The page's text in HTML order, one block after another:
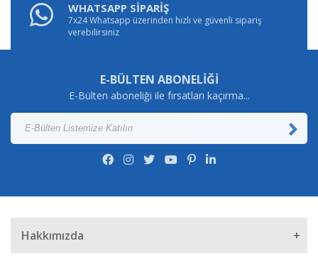
WHATSAPP SİPARİŞ
7x24 Whatsapp üzerinden hızlı ve güvenli sipariş
verebilirsiniz
E-BÜLTEN ABONELİĞİ
E-Bülten aboneliği ile fırsatları kaçırma...
Hakkımızda